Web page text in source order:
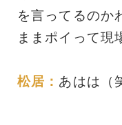
を言ってるのか
ままポイって現
松居： あはは（